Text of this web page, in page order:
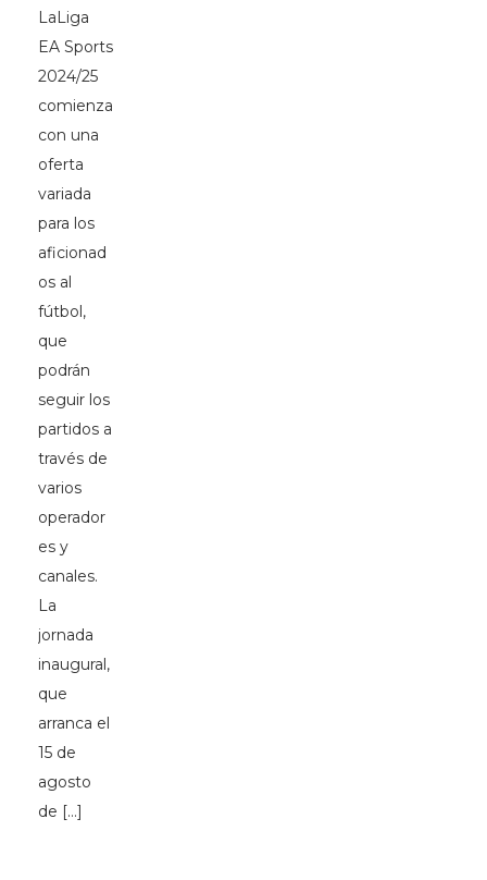
LaLiga
EA Sports
2024/25
comienza
con una
oferta
variada
para los
aficionad
os al
fútbol,
que
podrán
seguir los
partidos a
través de
varios
operador
es y
canales.
La
jornada
inaugural,
que
arranca el
15 de
agosto
de […]